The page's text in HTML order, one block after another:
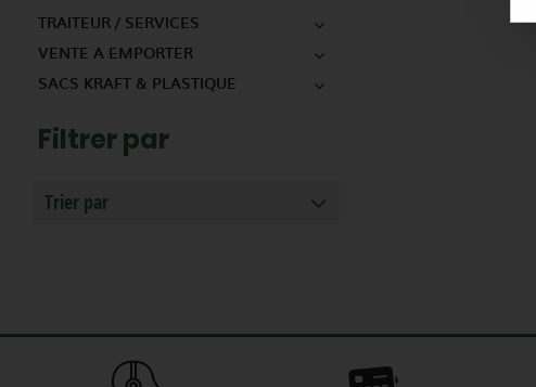
TRAITEUR / SERVICES
VENTE A EMPORTER
SACS KRAFT & PLASTIQUE
Filtrer par
Trier par